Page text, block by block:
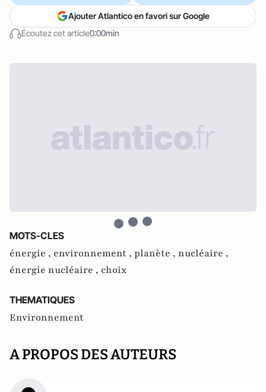
Écoutez cet article0:00min
Ajouter Atlantico en favori sur Google
MOTS-CLES
énergie , environnement , planète , nucléaire ,
énergie nucléaire , choix
THEMATIQUES
Environnement
A PROPOS DES AUTEURS